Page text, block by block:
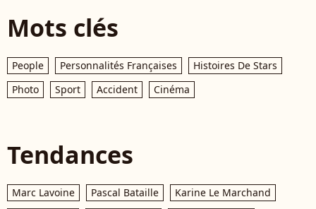
Mots clés
People Personnalités Françaises
Histoires De Stars
Photo
Sport Accident Cinéma
Tendances
Marc Lavoine Pascal Bataille
Karine Le Marchand